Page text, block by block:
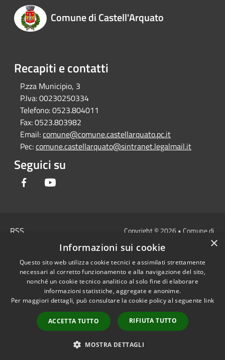
Comune di Castell'Arquato
Recapiti e contatti
P.zza Municipio, 3
P.Iva:00230250334
Telefono:0523.804011
Fax:0523.803982
Email:comune@comune.castellarquato.pc.it
Pec:comune.castellarquato@sintranet.legalmail.it
Seguici su
Facebook
RSS
Cookie
Mappa del sito
DICHIARAZIONE DI
ACCESSIBILITA'
Privacy: allegati
OBIETTIVI DI
Copyright © 2026 • Comune di
Castell'Arquato • Powered by
Municipium
redazione
×
Informazioni sui cookie
Questo sito web utilizza cookie tecnici e assimilati strettamente
necessari al corretto funzionamento e alla navigazione del sito,
nonché un cookie tecnico analitico al solo fine di elaborare
informazioni statistiche, aggregate e anonime.
Per maggiori dettagli, può consultare la cookie policy al seguente link
ACCETTA TUTTO RIFIUTA TUTTO
MOSTRA DETTAGLI